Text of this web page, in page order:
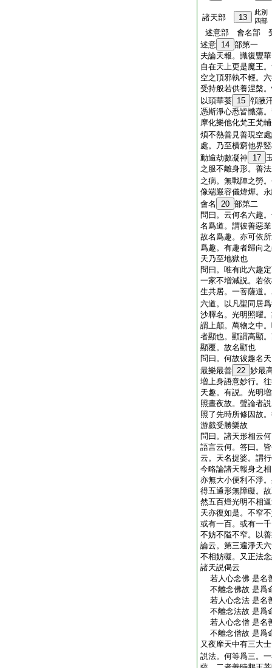
諸天部 13
此別
四部
述意部 會名部
述意 14 部第一
夫論天報。識復豐
自在天上更是魔王
空之頂邪執不輕。
受持般若供養涅槃
以頭華萎 15 顇腋
憑斯淨心悉皆懺蕩
摩化樂他化梵王梵
煩不熱善見善現空
處。乃至横窮他界
動逾劫數凝神 17
之服不離身形。善
之病。無戰陣之勞
像端嚴容儀煒燁。
會名
20 部第二
問曰。云何名六趣
名爲道。謂彼善惡
故名爲趣。亦可依
爲趣。有趣者歸向
天乃至地獄也
問曰。唯有此六趣
一家不増減説。若
生共居。一菩薩道
六道。以凡聖同居
沙釋名。光明照曜
謂上顛。萬物之中
者顯也。顯謂高顯
顯覆。故名顯也
問曰。何故彼趣名
最樂最善 22 妙最
増上身語意妙行。
天趣。有説。光明
照晝夜故。聲論者
照了先時所修因故
游戲受勝樂故
問曰。諸天形相云
語言云何。答曰。
云。天名提婆。謂
今略論諸天報身之
亦無大小便利不淨
得五通形無障礙。
然五百燈光明不相
天亦復如是。不窄
或有一百。或有一
不妨不隘不窄。以
論云。第三遍淨天
不相妨礙。又正法
諸天説偈云
若人心念佛 是名
不離念佛故 是爲
若人心念法 是名
不離念法故 是爲
若人心念僧 是名
不離念僧故 是爲
又夜摩天中有三大
説法。何等爲三。